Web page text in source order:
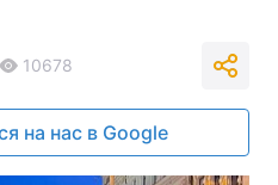
10678
на нас в Google